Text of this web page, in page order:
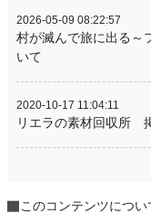
2026-05-09 08:22:57
村が滅んで旅に出る
いて
2020-10-17 11:04:11
リエラの素材回収所
このコンテンツについ